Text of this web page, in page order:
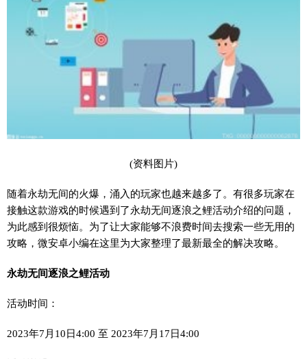
(资料图片)
随着永劫无间的火爆，涌入的玩家也越来越多了。有很多玩家在
接触这款游戏的时候遇到了永劫无间逐浪之鲤活动介绍的问题，
为此感到很烦恼。为了让大家能够不浪费时间去搜索一些无用的
攻略，微安卓小编在这里为大家整理了最新最全的解决攻略。
永劫无间逐浪之鲤活动
活动时间：
2023年7月10日4:00 至 2023年7月17日4:00